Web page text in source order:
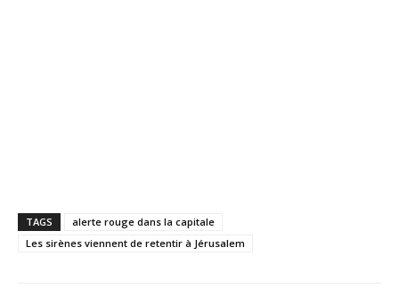
TAGS
alerte rouge dans la capitale
Les sirènes viennent de retentir à Jérusalem